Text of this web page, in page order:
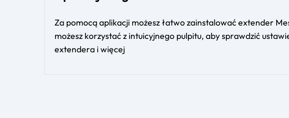
Za pomocą aplikacji możesz łatwo zainstalować extender
możesz korzystać z intuicyjnego pulpitu, aby sprawdzić
extendera i więcej